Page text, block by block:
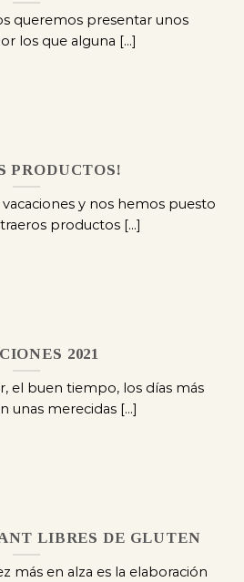
queremos presentar unos
los que alguna [...]
PRODUCTOS!
y nos hemos puesto
productos [...]
2021
el buen tiempo, los días más
unas merecidas [...]
LIBRES DE GLUTEN
más en alza es la elaboración